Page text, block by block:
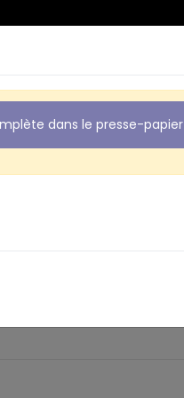
dans le presse-papier